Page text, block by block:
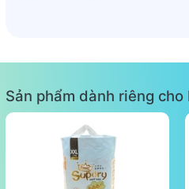
Sản phẩm dành riêng cho